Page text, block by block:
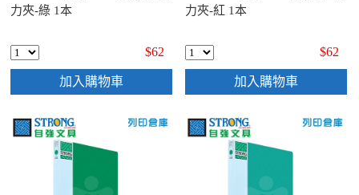
力夾-綠 1本
$62
加入購物車
力夾-紅 1本
$62
加入購物車